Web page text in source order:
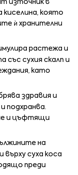
източник в
която
ѝ хранителни
растежа и
със сухия скалп и
като
здравия и
подхранва.
и цъфтящи
на
върху суха коса
преди